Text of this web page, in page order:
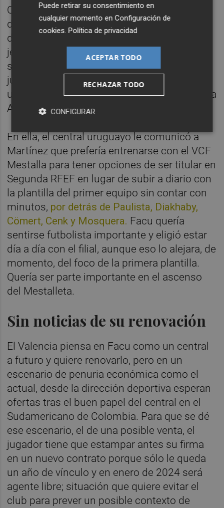
Quizás la respuesta a su ausencia del día a
día con los mayores se encuentre en que
durante el intervalo de tiempo desde que el
jefecito uruguayo realizó la pretemporada,
sin minutos, con Gattuso y la llamada para
jugar en Colombia, Facu decidió mantener
una charla con Luis Martínez, el director de la
Academia del club.
En ella, el central uruguayo le comunicó a
Martínez que prefería entrenarse con el VCF
Mestalla para tener opciones de ser titular en
Segunda RFEF en lugar de subir a diario con
la plantilla del primer equipo sin contar con
minutos, por detrás de Paulista, Diakhaby,
Cömert, Cenk y Mosquera. Facu quería
sentirse futbolista importante y eligió estar
día a día con el filial, aunque eso lo alejara, de
momento, del foco de la primera plantilla.
Quería ser parte importante en el ascenso
del Mestalleta.
Sin noticias de su renovación
El Valencia piensa en Facu como un central
a futuro y quiere renovarlo, pero en un
escenario de penuria económica como el
actual, desde la dirección deportiva esperan
ofertas tras el buen papel del central en el
Sudamericano de Colombia. Para que se dé
ese escenario, el de una posible venta, el
jugador tiene que estampar antes su firma
en un nuevo contrato porque sólo le queda
un año de vínculo y en enero de 2024 será
agente libre; situación que quiere evitar el
club para prever un posible contexto de
Puede retirar su consentimiento en
cualquier momento enConfiguración de
cookies .Política de privacidad
ACEPTAR TODO
RECHAZAR TODO
CONFIGURAR